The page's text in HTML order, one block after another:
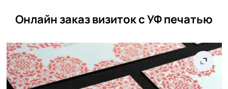
Онлайн заказ визиток с УФ печатью